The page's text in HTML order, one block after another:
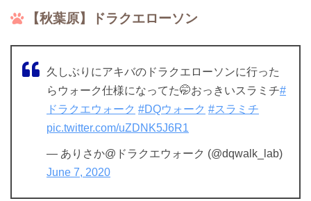
【秋葉原】ドラクエローソン
久しぶりにアキバのドラクエローソンに行った
らウォーク仕様になってた🤭おっきいスラミチ#
ドラクエウォーク #DQウォーク #スラミチ
pic.twitter.com/uZDNK5J6R1
— ありさか@ドラクエウォーク (@dqwalk_lab)
June 7, 2020